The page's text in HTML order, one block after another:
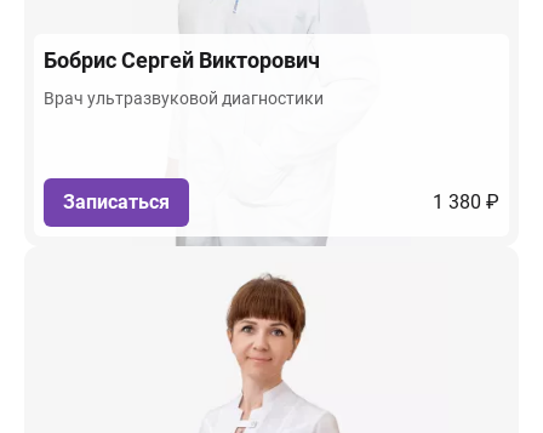
БобрисСергей Викторович
Врач ультразвуковой диагностики
Записаться 1 380 ₽